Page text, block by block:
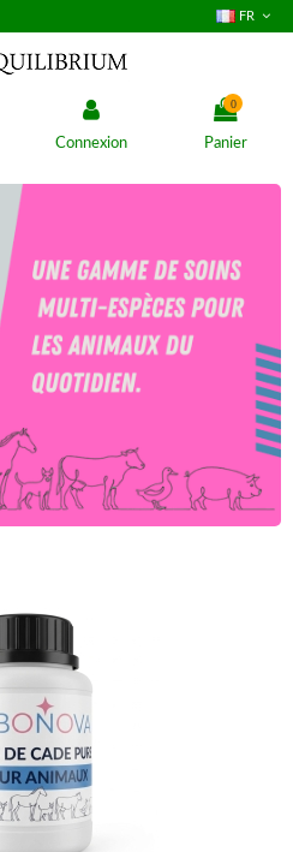
FR
Connexion
0
Panier